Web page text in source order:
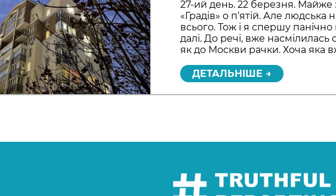
27-ий день. 22 березня. Майже
«Градів» о п‘ятій. Але
всього. Тож і я спершу панічно
далі. До речі, вже
як до Москви рачки. Хоча яка
ДЕТАЛЬНІШЕ →